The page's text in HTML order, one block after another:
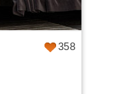
358